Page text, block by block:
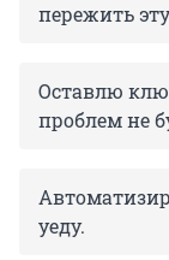
пережить
Оставлю
проблем не
уеду.